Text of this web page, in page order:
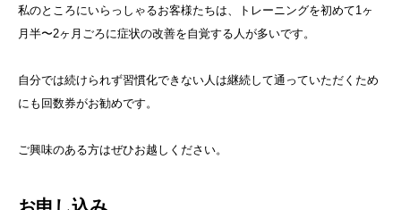
私のところにいらっしゃるお客様たちは、トレーニングを初めて1ヶ
月半〜2ヶ月ごろに症状の改善を自覚する人が多いです。
自分では続けられず習慣化できない人は継続して通っていただくため
にも回数券がお勧めです。
ご興味のある方はぜひお越しください。